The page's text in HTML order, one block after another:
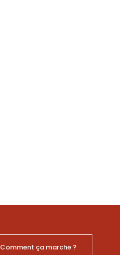
Comment ça marche ?